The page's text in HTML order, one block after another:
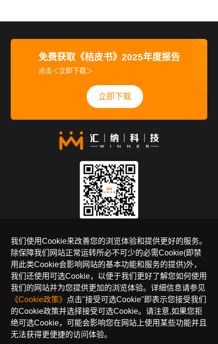
我们使用Cookie来改善您的浏览体验和提供更好的服务。
除保障我们网站正常运转所必不可少的必需Cookie(即禁
用此类Cookie会影响网站的基本功能和服务的提供)外，
我们还使用可选Cookie，以便于我们更好了解您如何使用
我们的网站并为您提供更加的浏览体验。详细信息请参见
《Cookie政策》 点击"接受可选Cookie"即表示您接受我们
的Cookie政策并选择接受可选Cookie。请注意,如果您拒
绝可选Cookie，可能会影响您在网站上使用某些功能并且
无法获得更便捷的访问体验。
免费获取《桔皮书》2025年度报告
点击＜立即下载＞
立即下载
全国免费服务热线
400-990-5050
邮箱：sales@winnerinf.com
友情链接：千目 汇客云 云盯 多融